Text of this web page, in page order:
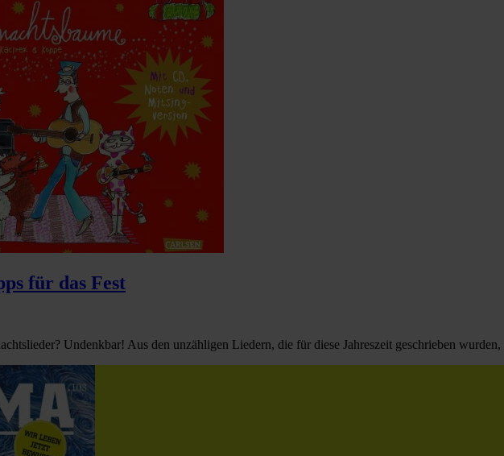
für das Fest
Undenkbar! Aus den unzähligen Liedern, die für diese Jahreszeit geschrieben